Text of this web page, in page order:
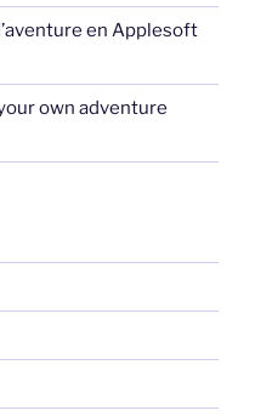
en Applesoft
own adventure